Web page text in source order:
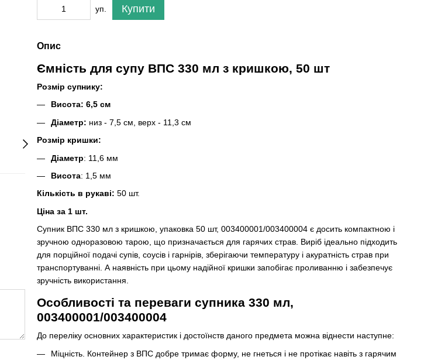
уп. Купити
Опис
Ємність для супу ВПС 330 мл з кришкою, 50 шт
Розмір супнику:
Висота: 6,5 см
Діаметр: низ - 7,5 см, верх - 11,3 см
Розмір кришки:
Діаметр: 11,6 мм
Висота: 1,5 мм
Кількість в рукаві: 50 шт.
Ціна за 1 шт.
Супник ВПС 330 мл з кришкою, упаковка 50 шт, 003400001/003400004 є досить компактною і
зручною одноразовою тарою, що призначається для гарячих страв. Виріб ідеально підходить
для порційної подачі супів, соусів і гарнірів, зберігаючи температуру і акуратність страв при
транспортуванні. А наявність при цьому надійної кришки запобігає проливанню і забезпечує
зручність використання.
Особливості та переваги супника 330 мл,
003400001/003400004
До переліку основних характеристик і достоїнств даного предмета можна віднести наступне:
Міцність. Контейнер з ВПС добре тримає форму, не гнеться і не протікає навіть з гарячим